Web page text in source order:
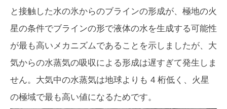
と接触した水の氷からのブラインの形成が、極地の火
星の条件でブラインの形で液体の水を生成する可能性
が最も高いメカニズムであることを示しましたが、大
気からの水蒸気の吸収による形成は遅すぎて発生しま
せん。大気中の水蒸気は地球よりも 4 桁低く、火星
の極域で最も高い値になるためです。